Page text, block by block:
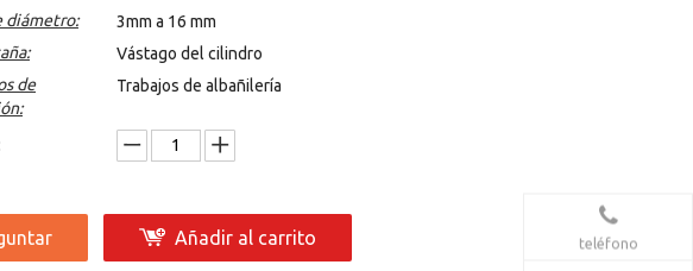
diámetro:
3mm a 16 mm
Vástago del cilindro
de
Trabajos de albañilería
Añadir al carrito teléfono